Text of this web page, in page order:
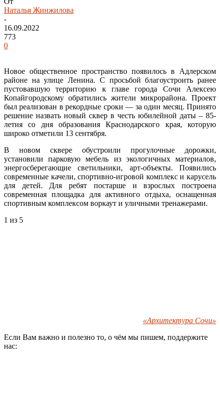
Наталья Жинжилова
-
16.09.2022
773
0
Новое общественное пространство появилось в Адлерском
районе на улице Ленина. С просьбой благоустроить ранее
пустовавшую территорию к главе города Сочи Алексею
Копайгородскому обратились жители микрорайона. Проект
был реализован в рекордные сроки — за один месяц. Принято
решение назвать новый сквер в честь юбилейной даты – 85-
летия со дня образования Краснодарского края, которую
широко отметили 13 сентября.
В новом сквере обустроили прогулочные дорожки,
установили парковую мебель из экологичных материалов,
энергосберегающие светильники, арт-объекты. Появились
современные качели, спортивно-игровой комплекс и карусель
для детей. Для ребят постарше и взрослых построена
современная площадка для активного отдыха, оснащенная
спортивным комплексом воркаут и уличными тренажерами.
1 из 5
«Архитектура Сочи»
Если Вам важно и полезно то, о чём мы пишем, поддержите
нас: